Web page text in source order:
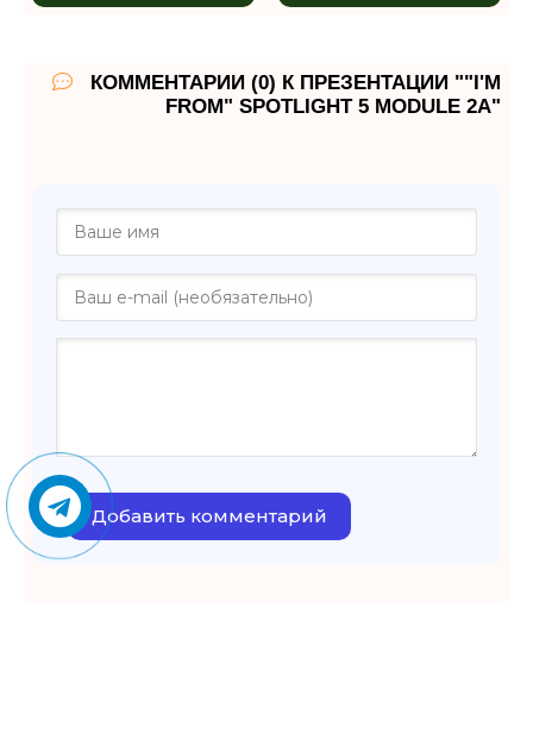
КОММЕНТАРИИ (0) К ПРЕЗЕНТАЦИИ ""I'M
FROM" SPOTLIGHT 5 MODULE 2A"
Добавить комментарий